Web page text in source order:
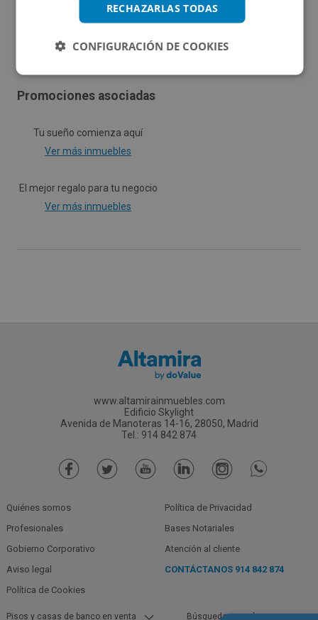
Promociones asociadas
Tu sueño comienza aquí
Ver más inmuebles
El mejor regalo para tu negocio
Ver más inmuebles
www.altamirainmuebles.com
Edificio Skylight
Avenida de Manoteras 14-16, 28050, Madrid
Tel.: 914 842 874
Quiénes somos
Profesionales
Gobierno Corporativo
Aviso legal
Política de Cookies
Política de Privacidad
Bases Notariales
Atención al cliente
CONTÁCTANOS 914 842 874
Pisos y casas de banco en venta Búsquedas populares
RECHAZARLAS TODAS
CONFIGURACIÓN DE COOKIES